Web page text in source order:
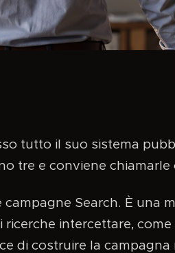
tutto il suo sistema
tre e conviene chiamarle
Search. È una
intercettare,
di costruire la